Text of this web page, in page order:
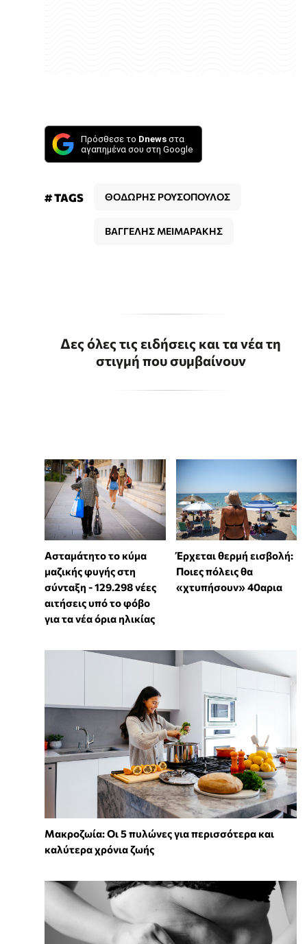
Πρόσθεσε το Dnews στα
αγαπημένα σου στη Google
# TAGS ΘΟΔΩΡΗΣ ΡΟΥΣΟΠΟΥΛΟΣ
ΒΑΓΓΕΛΗΣ ΜΕΙΜΑΡΑΚΗΣ
Δες όλες τις ειδήσεις και τα νέα τη
στιγμή που συμβαίνουν
Ασταμάτητο το κύμα
μαζικής φυγής στη
σύνταξη - 129.298 νέες
αιτήσεις υπό το φόβο
για τα νέα όρια ηλικίας
Έρχεται θερμή εισβολή:
Ποιες πόλεις θα
«χτυπήσουν» 40αρια
Mακροζωία: Οι 5 πυλώνες για περισσότερα και
καλύτερα χρόνια ζωής